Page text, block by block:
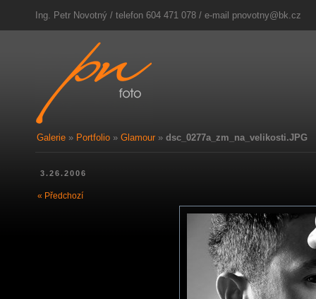
Ing. Petr Novotný / telefon 604 471 078 / e-mail pnovotny@bk.cz
Galerie » Portfolio » Glamour» dsc_0277a_zm_na_velikosti.JPG
3.26.2006
« Předchozí